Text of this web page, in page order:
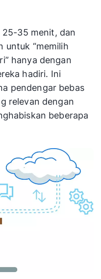
25-35 menit, dan
untuk “memilih
hanya dengan
hadiri. Ini
pendengar bebas
relevan dengan
beberapa